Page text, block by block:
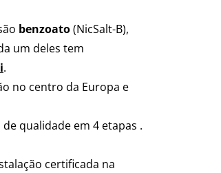
benzoato(NicSalt-B),
um deles tem
.
no centro da Europa e
qualidade em 4 etapas .
certificada na